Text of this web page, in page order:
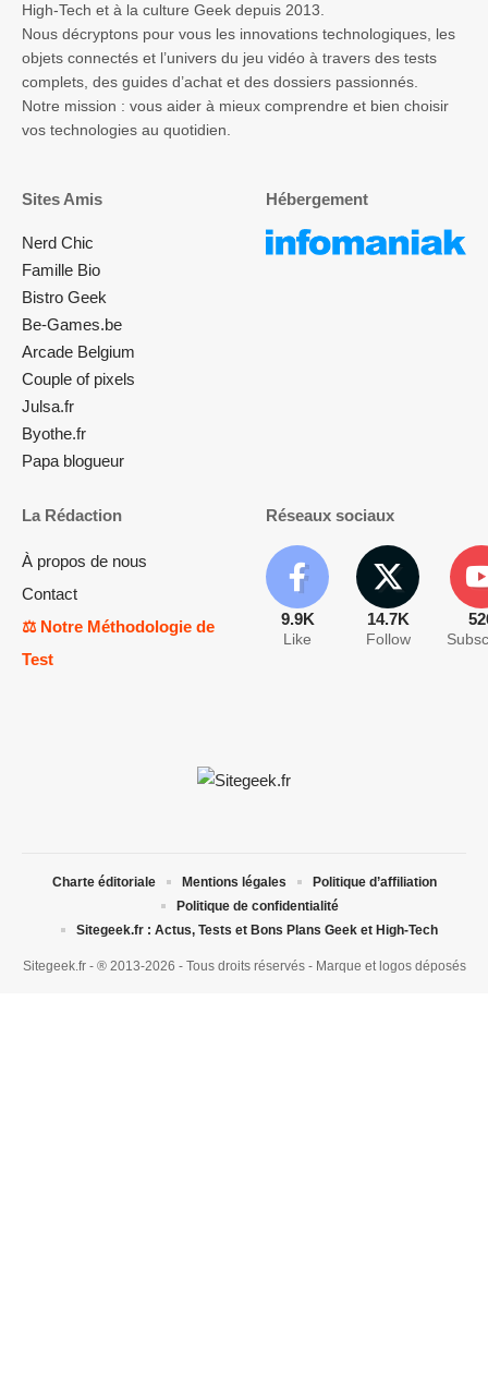
High-Tech et à la culture Geek depuis 2013.
Nous décryptons pour vous les innovations technologiques, les
objets connectés et l’univers du jeu vidéo à travers des tests
complets, des guides d’achat et des dossiers passionnés.
Notre mission : vous aider à mieux comprendre et bien choisir
vos technologies au quotidien.
Sites Amis
Nerd Chic
Famille Bio
Bistro Geek
Be-Games.be
Arcade Belgium
Couple of pixels
Julsa.fr
Byothe.fr
Papa blogueur
Hébergement
La Rédaction
À propos de nous
Contact
⚖️ Notre Méthodologie de
Test
Réseaux sociaux
9.9K
Like
14.7K
Follow
Sitegeek.fr - ® 2013-2026 - Tous droits réservés - Marque et logos déposés
Charte éditoriale Mentions légales
Politique d’affiliation
Politique de confidentialité
Sitegeek.fr : Actus, Tests et Bons Plans Geek et High-Tech